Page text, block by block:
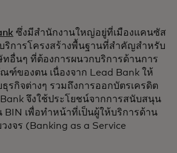
ซึ่งมีสำนักงานใหญ่อยู่ที่เมืองแคนซัส
ริการโครงสร้างพื้นฐานที่สำคัญสำหรับ
อื่นๆ ที่ต้องการผนวกบริการด้านการ
ฑ์ของตน เนื่องจาก Lead Bank ให้
รกิจต่างๆ รวมถึงการออกบัตรเครดิต
จึงใช้ประโยชน์จากการสนับสนุน
BIN เพื่อทำหน้าที่เป็นผู้ให้บริการด้าน
งจร (Banking as a Service